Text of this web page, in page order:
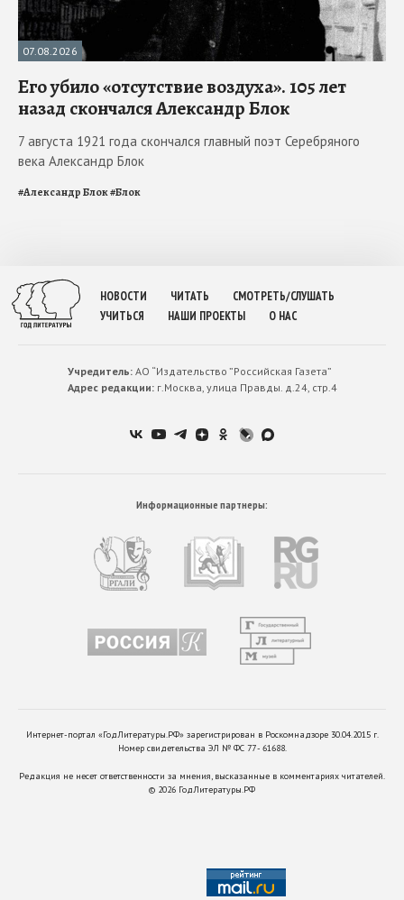
07.08.2026
Его убило «отсутствие воздуха». 105 лет
назад скончался Александр Блок
7 августа 1921 года скончался главный поэт Серебряного
века Александр Блок
#Александр Блок#Блок
НОВОСТИ ЧИТАТЬ
СМОТРЕТЬ/СЛУШАТЬ
УЧИТЬСЯ
НАШИ ПРОЕКТЫ О НАС
Учредитель:АО “Издательство ”Российская Газета”
Адрес редакции:г.Москва, улица Правды. д.24, стр.4
Информационные партнеры:
Интернет-портал «ГодЛитературы.РФ» зарегистрирован в Роскомнадзоре 30.04.2015 г.
Номер свидетельства ЭЛ № ФС 77 - 61688.
Редакция не несет ответственности за мнения, высказанные в комментариях читателей.
© 2026 ГодЛитературы.РФ